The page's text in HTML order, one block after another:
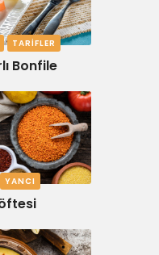
TARIFLER
Bonfile
YANCI